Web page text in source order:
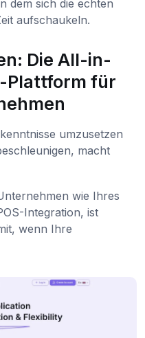
dem sich die echten
aufschaukeln.
Die All-in-
Plattform für
umzusetzen
macht
wie Ihres
Integration, ist
wenn Ihre